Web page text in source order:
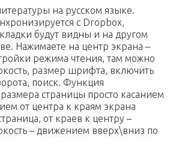
на русском языке.
с Dropbox,
будут видны и на другом
Нажимаете на центр экрана –
режима чтения, там можно
размер шрифта, включить
поиск. Функция
страницы просто касанием
от центра к краям экрана
от краев к центру –
– движением вверх\вниз по